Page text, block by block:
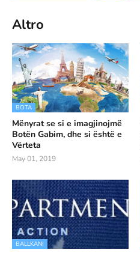
Altro
BOTA
Mënyrat se si e imagjinojmë
Botën Gabim, dhe si është e
Vërteta
May 01, 2019
BALLKANI